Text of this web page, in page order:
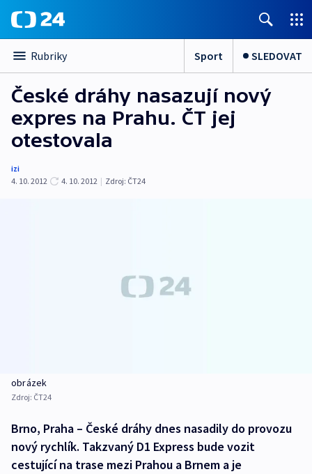
Rubriky Sport SLEDOVAT
České dráhy nasazují nový
expres na Prahu. ČT jej
otestovala
izi
4. 10. 2012
4. 10. 2012 | Zdroj: ČT24
obrázek
Zdroj: ČT24
Brno, Praha – České dráhy dnes nasadily do provozu
nový rychlík. Takzvaný D1 Express bude vozit
cestující na trase mezi Prahou a Brnem a je